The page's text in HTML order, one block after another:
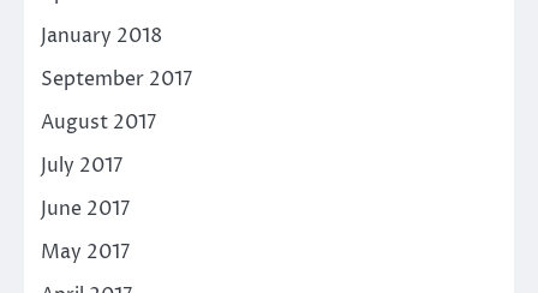
January 2018
September 2017
August 2017
July 2017
June 2017
May 2017